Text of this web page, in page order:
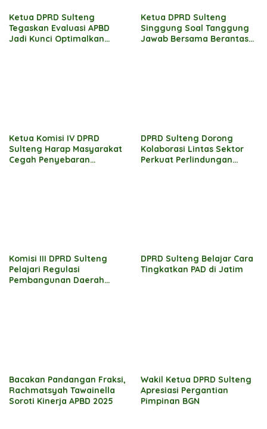
Ketua DPRD Sulteng
Tegaskan Evaluasi APBD
Jadi Kunci Optimalkan
Ketua DPRD Sulteng
Singgung Soal Tanggung
Jawab Bersama Berantas
Ketua Komisi IV DPRD
Sulteng Harap Masyarakat
Cegah Penyebaran
DPRD Sulteng Dorong
Kolaborasi Lintas Sektor
Perkuat Perlindungan
Komisi III DPRD Sulteng
Pelajari Regulasi
Pembangunan Daerah
DPRD Sulteng Belajar Cara
Tingkatkan PAD di Jatim
Bacakan Pandangan Fraksi,
Rachmatsyah Tawainella
Soroti Kinerja APBD 2025
Wakil Ketua DPRD Sulteng
Apresiasi Pergantian
Pimpinan BGN